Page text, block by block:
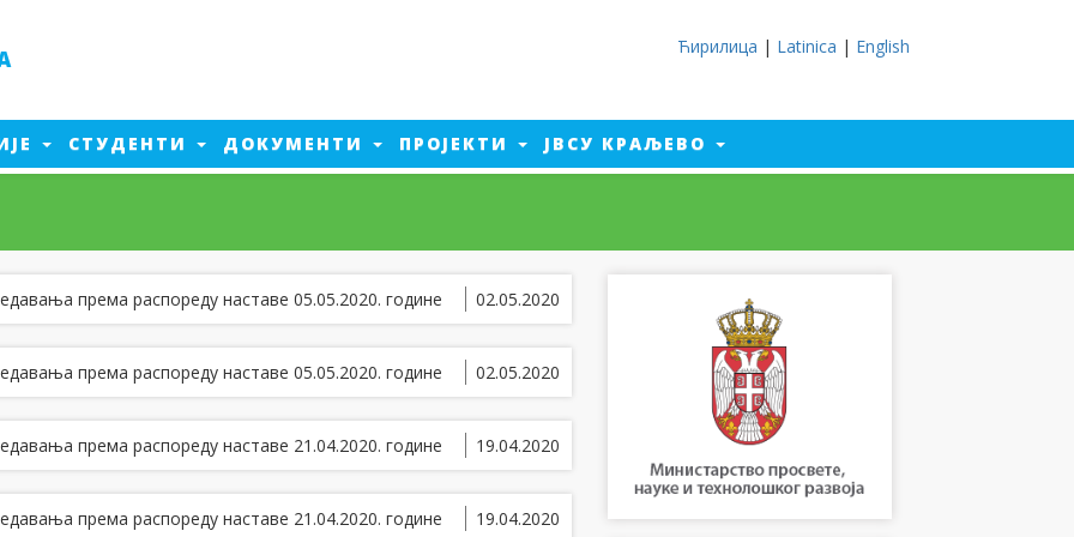
Ћирилица | Latinica | English
од пожара
производње
од пожара - 2026
технологије
Машинско инжењерство
Електроенергетско
инжењерство - 2026
Машинско инжењерство - 2026
СТУДЕНТИ ДОКУМЕНТИ ПРОЈЕКТИ ЈВСУ КРАЉЕВО
прeмa рaспoрeду нaстaвe 05.05.2020. гoдинe 02.05.2020
прeмa рaспoрeду нaстaвe 05.05.2020. гoдинe 02.05.2020
прeмa рaспoрeду нaстaвe 21.04.2020. гoдинe 19.04.2020
прeмa рaспoрeду нaстaвe 21.04.2020. гoдинe 19.04.2020